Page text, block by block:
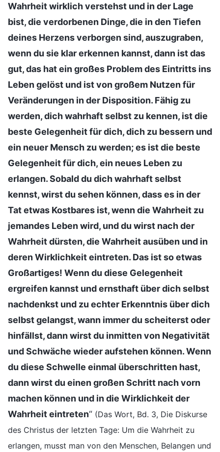
Wahrheit wirklich verstehst und in der Lage
bist, die verdorbenen Dinge, die in den Tiefen
deines Herzens verborgen sind, auszugraben,
wenn du sie klar erkennen kannst, dann ist das
gut, das hat ein großes Problem des Eintritts ins
Leben gelöst und ist von großem Nutzen für
Veränderungen in der Disposition. Fähig zu
werden, dich wahrhaft selbst zu kennen, ist die
beste Gelegenheit für dich, dich zu bessern und
ein neuer Mensch zu werden; es ist die beste
Gelegenheit für dich, ein neues Leben zu
erlangen. Sobald du dich wahrhaft selbst
kennst, wirst du sehen können, dass es in der
Tat etwas Kostbares ist, wenn die Wahrheit zu
jemandes Leben wird, und du wirst nach der
Wahrheit dürsten, die Wahrheit ausüben und in
deren Wirklichkeit eintreten. Das ist so etwas
Großartiges! Wenn du diese Gelegenheit
ergreifen kannst und ernsthaft über dich selbst
nachdenkst und zu echter Erkenntnis über dich
selbst gelangst, wann immer du scheiterst oder
hinfällst, dann wirst du inmitten von Negativität
und Schwäche wieder aufstehen können. Wenn
du diese Schwelle einmal überschritten hast,
dann wirst du einen großen Schritt nach vorn
machen können und in die Wirklichkeit der
Wahrheit eintreten“ (Das Wort, Bd. 3, Die Diskurse
des Christus der letzten Tage: Um die Wahrheit zu
erlangen, musst man von den Menschen, Belangen und